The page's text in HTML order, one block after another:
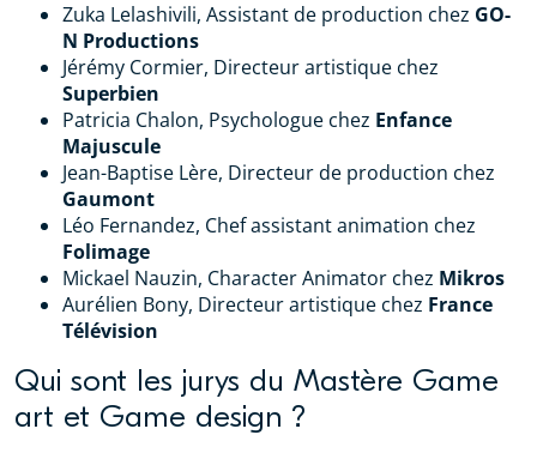
Zuka Lelashivili, Assistant de production chez GO-
N Productions
Jérémy Cormier, Directeur artistique chez
Superbien
Patricia Chalon, Psychologue chez Enfance
Majuscule
Jean-Baptise Lère, Directeur de production chez
Gaumont
Léo Fernandez, Chef assistant animation chez
Folimage
Mickael Nauzin, Character Animator chez Mikros
Aurélien Bony, Directeur artistique chez France
Télévision
Qui sont les jurys du Mastère Game
art et Game design ?